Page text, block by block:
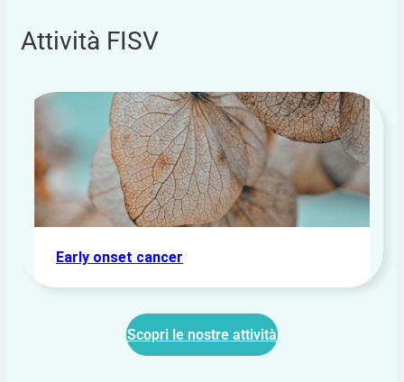
Attività FISV
Early onset cancer
Scopri le nostre attività